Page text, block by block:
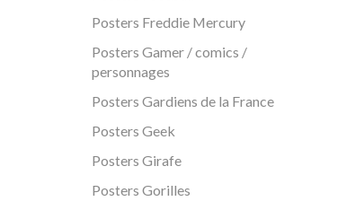
Posters Freddie Mercury
Posters Gamer / comics /
personnages
Posters Gardiens de la France
Posters Geek
Posters Girafe
Posters Gorilles